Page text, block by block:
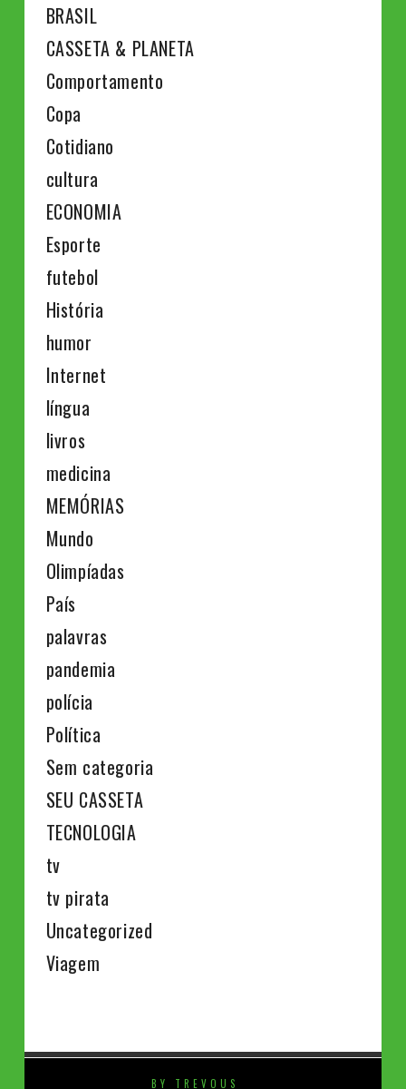
BRASIL
CASSETA & PLANETA
Comportamento
Copa
Cotidiano
cultura
ECONOMIA
Esporte
futebol
História
humor
Internet
língua
livros
medicina
MEMÓRIAS
Mundo
Olimpíadas
País
palavras
pandemia
polícia
Política
Sem categoria
SEU CASSETA
TECNOLOGIA
tv
tv pirata
Uncategorized
Viagem
BY TREVOUS